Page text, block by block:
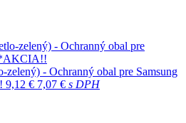
- Ochranný obal pre Samsung
9,12 € 7,07 € s DPH